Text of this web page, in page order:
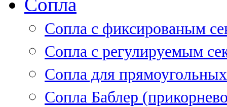
Cопла с фиксированым
Сопла с регулируемым
Сопла для
Сопла Баблер